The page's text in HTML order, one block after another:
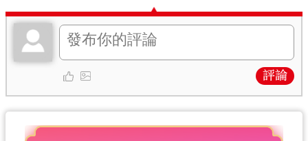
評論